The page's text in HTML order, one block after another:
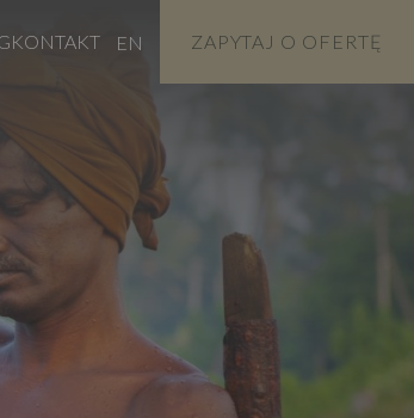
KONTAKT EN ZAPYTAJ O OFERTĘ